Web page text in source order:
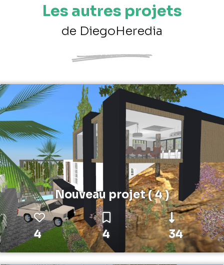
Les autres projets
de DiegoHeredia
Nouveau projet ( 4 )
4 4 34